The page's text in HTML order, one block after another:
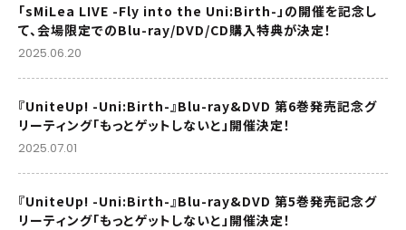
「sMiLea LIVE -Fly into the Uni:Birth-」の開催を記念し
て、会場限定でのBlu-ray/DVD/CD購入特典が決定！
2025.06.20
『UniteUp! -Uni:Birth-』Blu-ray&DVD 第6巻発売記念グ
リーティング「もっとゲットしないと」開催決定！
2025.07.01
『UniteUp! -Uni:Birth-』Blu-ray&DVD 第5巻発売記念グ
リーティング「もっとゲットしないと」開催決定！